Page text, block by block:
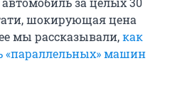
шокирующая цена
мы рассказывали,как
«параллельных» машин